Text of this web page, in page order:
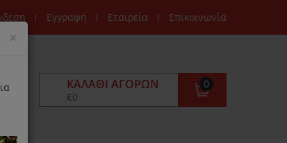
Εγγραφή Εταιρεία Επικοινωνία
ΚΑΛΆΘΙ ΑΓΟΡΏΝ
0
€0
× Close